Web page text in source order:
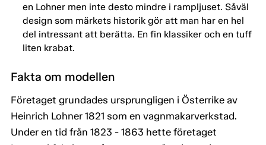
en Lohner men inte desto mindre i rampljuset. Såväl
design som märkets historik gör att man har en hel
del intressant att berätta. En fin klassiker och en tuff
liten krabat.
Fakta om modellen
Företaget grundades ursprungligen i Österrike av
Heinrich Lohner 1821 som en vagnmakarverkstad.
Under en tid från 1823 - 1863 hette företaget